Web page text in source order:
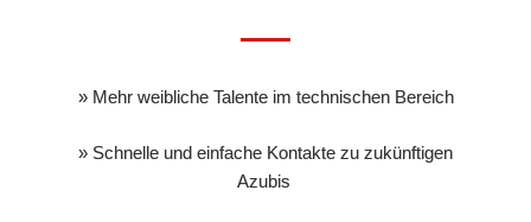
» Mehr weibliche Talente im technischen Bereich
» Schnelle und einfache Kontakte zu zukünftigen
Azubis